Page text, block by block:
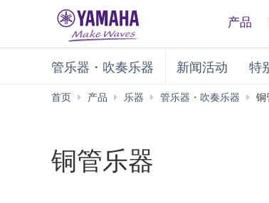
产品
管乐器・吹奏乐器 新闻活动 特
首页 产品 乐器 管乐器・吹奏乐器 铜
铜管乐器